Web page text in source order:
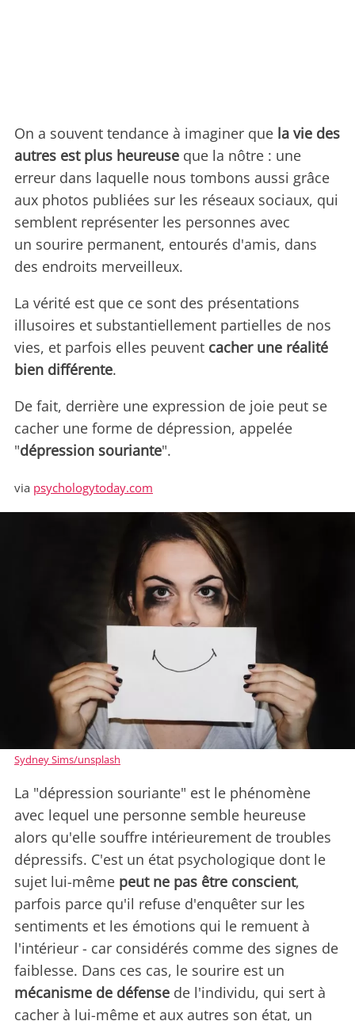
On a souvent tendance à imaginer que la vie des
autres est plus heureuse que la nôtre : une
erreur dans laquelle nous tombons aussi grâce
aux photos publiées sur les réseaux sociaux, qui
semblent représenter les personnes avec
un sourire permanent, entourés d'amis, dans
des endroits merveilleux.
La vérité est que ce sont des présentations
illusoires et substantiellement partielles de nos
vies, et parfois elles peuvent cacher une réalité
bien différente.
De fait, derrière une expression de joie peut se
cacher une forme de dépression, appelée
"dépression souriante".
via psychologytoday.com
Sydney Sims/unsplash
La "dépression souriante" est le phénomène
avec lequel une personne semble heureuse
alors qu'elle souffre intérieurement de troubles
dépressifs. C'est un état psychologique dont le
sujet lui-même peut ne pas être conscient,
parfois parce qu'il refuse d'enquêter sur les
sentiments et les émotions qui le remuent à
l'intérieur - car considérés comme des signes de
faiblesse. Dans ces cas, le sourire est un
mécanisme de défense de l'individu, qui sert à
cacher à lui-même et aux autres son état, un